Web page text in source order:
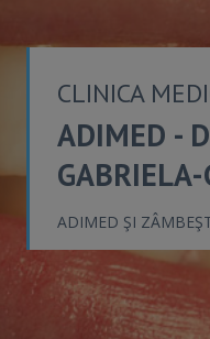
CLINICA
ADIMED -
ADIMED ŞI